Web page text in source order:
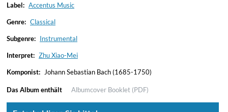
Label: Accentus Music
Genre: Classical
Subgenre: Instrumental
Interpret: Zhu Xiao-Mei
Komponist: Johann Sebastian Bach (1685-1750)
Das Album enthält Albumcover Booklet (PDF)